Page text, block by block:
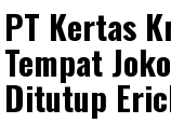
PT Kertas
Tempat
Ditutup